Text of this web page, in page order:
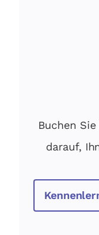
Buchen
darauf,